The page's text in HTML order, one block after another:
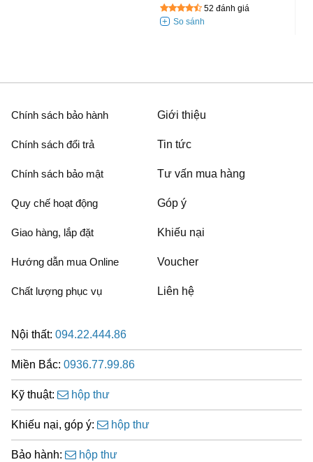
52 đánh giá
Chính sách bảo hành
Chính sách đổi trả
Chính sách bảo mật
Quy chế hoạt động
Giao hàng, lắp đặt
Hướng dẫn mua Online
Chất lượng phục vụ
Giới thiệu
Tin tức
Tư vấn mua hàng
Góp ý
Khiếu nại
Voucher
Liên hệ
Nội thất: 094.22.444.86
Miền Bắc: 0936.77.99.86
Kỹ thuật: hộp thư
Khiếu nại, góp ý: hộp thư
Bảo hành: hộp thư